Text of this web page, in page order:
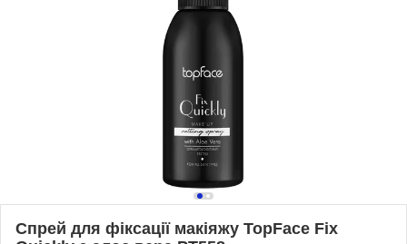
Спрей для фіксації макіяжу TopFace Fix